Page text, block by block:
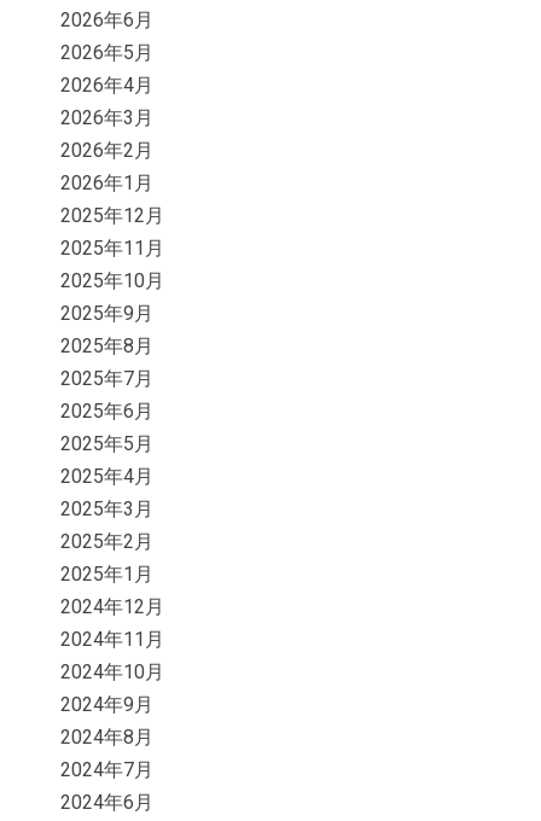
2026年6月
2026年5月
2026年4月
2026年3月
2026年2月
2026年1月
2025年12月
2025年11月
2025年10月
2025年9月
2025年8月
2025年7月
2025年6月
2025年5月
2025年4月
2025年3月
2025年2月
2025年1月
2024年12月
2024年11月
2024年10月
2024年9月
2024年8月
2024年7月
2024年6月